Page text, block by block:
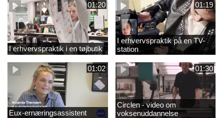
01:20
I erhvervspraktik i en tøjbutik
01:19
I erhvervspraktik på en TV-
station
01:02
Eux-ernæringsassistent
01:30
Circlen - video om
voksenuddannelse